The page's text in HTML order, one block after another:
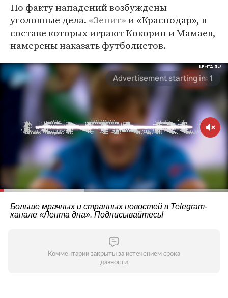
По факту нападений возбуждены
уголовные дела. «Зенит»и «Краснодар», в
составе которых играют Кокорин и Мамаев,
намерены наказать футболистов.
Больше мрачных и странных новостей в Telegram-
канале «Лента дна». Подписывайтесь!
Комментарии закрыты за истечением срока
давности